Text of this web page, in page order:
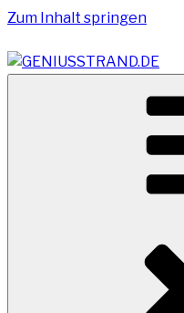
Zum Inhalt springen
Vom Geniusstrand zum
Terminal Wilhelmshaven